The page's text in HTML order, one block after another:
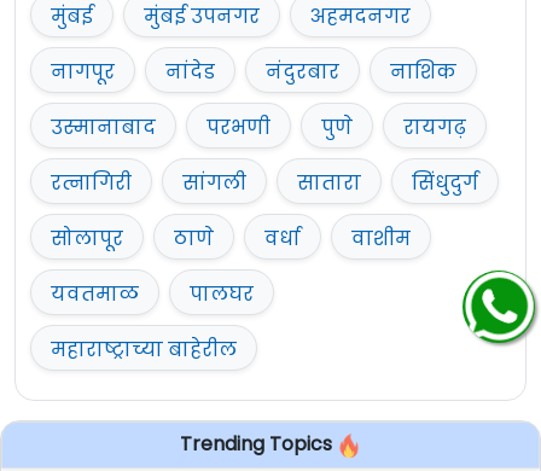
मुंबई
मुंबई उपनगर
अहमदनगर
नागपूर
नांदेड नंदुरबार
नाशिक
उस्मानाबाद
परभणी पुणे
रायगढ़
रत्नागिरी
सांगली सातारा
सिंधुदुर्ग
सोलापूर
ठाणे वर्धा
वाशीम
यवतमाळ
पालघर
महाराष्ट्राच्या बाहेरील
Trending Topics